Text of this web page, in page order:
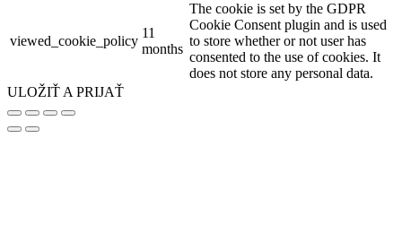
viewed_cookie_policy
11
months
The cookie is set by the GDPR
Cookie Consent plugin and is used
to store whether or not user has
consented to the use of cookies. It
does not store any personal data.
ULOŽIŤ A PRIJAŤ